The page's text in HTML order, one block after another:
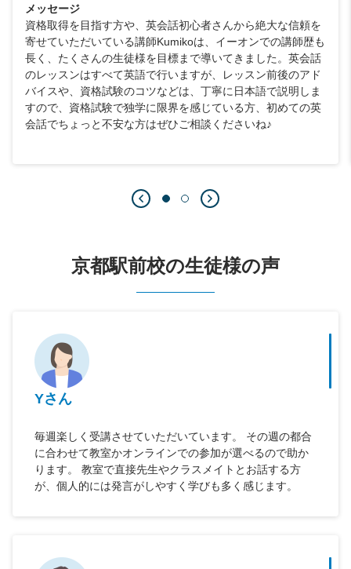
メッセージ
資格取得を目指す方や、英会話初心者さんから絶大な信頼を
寄せていただいている講師Kumikoは、イーオンでの講師歴も
長く、たくさんの生徒様を目標まで導いてきました。英会話
のレッスンはすべて英語で行いますが、レッスン前後のアド
バイスや、資格試験のコツなどは、丁寧に日本語で説明しま
すので、資格試験で独学に限界を感じている方、初めての英
会話でちょっと不安な方はぜひご相談くださいね♪
京都駅前校の生徒様の声
Yさん
毎週楽しく受講させていただいています。 その週の都合
に合わせて教室かオンラインでの参加が選べるので助か
ります。 教室で直接先生やクラスメイトとお話する方
が、個人的には発言がしやすく学びも多く感じます。